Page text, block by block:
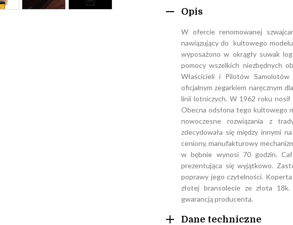
Opis
W ofercie renomowanej
nawiązujący do kultowego
wyposażono w okrągły suwak
pomocy wszelkich niezbędnych
Właścicieli i Pilotów
oficjalnym zegarkiem naręcznym
linii lotniczych. W 1962 roku
Obecna odsłona tego kultowego
nowoczesne rozwiązania z
zdecydowała się między innymi
ceniony, manufakturowy
w bębnie wynosi 70 godzin.
prezentująca się wyjątkowo.
poprawy jego czytelności.
złotej bransolecie ze złota
gwarancją producenta.
Dane techniczne